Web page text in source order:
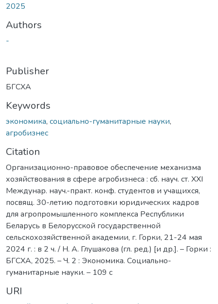
2025
Authors
-
Publisher
БГСХА
Keywords
экономика, социально-гуманитарные науки,
агробизнес
Citation
Организационно-правовое обеспечение механизма
хозяйствования в сфере агробизнеса : сб. науч. ст. XХI
Междунар. науч.-практ. конф. студентов и учащихся,
посвящ. 30-летию подготовки юридических кадров
для агропромышленного комплекса Республики
Беларусь в Белорусской государственной
сельскохозяйственной академии, г. Горки, 21-24 мая
2024 г. : в 2 ч. / Н. А. Глушакова (гл. ред.) [и др.]. – Горки :
БГСХА, 2025. – Ч. 2 : Экономика. Социально-
гуманитарные науки. – 109 с
URI